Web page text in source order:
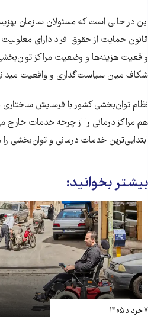
این در حالی است که مسئولان سازمان
قانون حمایت از حقوق افراد دارای معلولیت
واقعیت هزینه‌ها و وضعیت مراکز
شکاف میان سیاست‌گذاری و واقعیت
نظام توان‌بخشی کشور با فرسایش
هم مراکز درمانی را از چرخه خدمات خارج
ابتدایی‌ترین خدمات درمانی و توان‌بخشی
بیشتر بخوانید:
۷ خرداد ۱۴۰۵